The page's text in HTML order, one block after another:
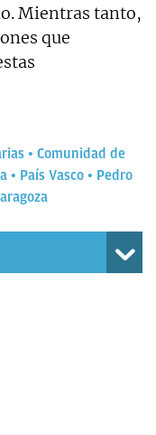
Mientras tanto,
que
Comunidad de
País Vasco
Pedro